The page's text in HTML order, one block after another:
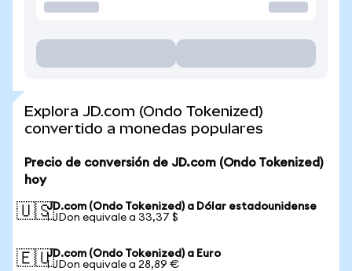
Explora JD.com (Ondo Tokenized)
convertido a monedas populares
Precio de conversión de JD.com (Ondo Tokenized)
hoy
🇺🇸JD.com (Ondo Tokenized) a Dólar estadounidense
1 JDon equivale a 33,37 $
🇪🇺JD.com (Ondo Tokenized) a Euro
1 JDon equivale a 28,89 €